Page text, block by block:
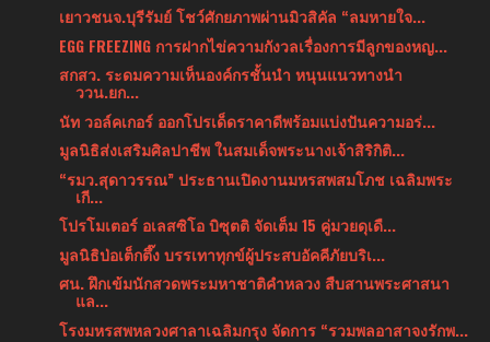
เยาวชนจ.บุรีรัมย์ โชว์ศักยภาพผ่านมิวสิคัล “ลมหายใจ...
EGG FREEZING การฝากไข่ความกังวลเรื่องการมีลูกของหญ...
สกสว. ระดมความเห็นองค์กรชั้นนำ หนุนแนวทางนำ
ววน.ยก...
นัท วอล์คเกอร์ ออกโปรเด็ดราคาดีพร้อมแบ่งปันความอร่...
มูลนิธิส่งเสริมศิลปาชีพ ในสมเด็จพระนางเจ้าสิริกิติ...
“รมว.สุดาวรรณ” ประธานเปิดงานมหรสพสมโภช เฉลิมพระ
เกี...
โปรโมเตอร์ อเลสซิโอ บิซุตติ จัดเต็ม 15 คู่มวยดุเดื...
มูลนิธิป่อเต็กตึ๊ง บรรเทาทุกข์ผู้ประสบอัคคีภัยบริเ...
ศน. ฝึกเข้มนักสวดพระมหาชาติคำหลวง สืบสานพระศาสนา
แล...
โรงมหรสพหลวงศาลาเฉลิมกรุง จัดการ “รวมพลอาสาจงรักพ...